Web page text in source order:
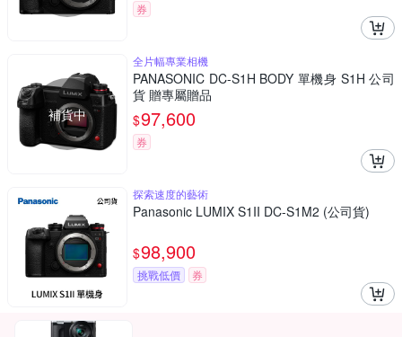
券
補貨中
全片幅專業相機
PANASONIC DC-S1H BODY 單機身 S1H 公司
貨 贈專屬贈品
$97,600
券
探索速度的藝術
Panasonic LUMIX S1II DC-S1M2 (公司貨)
$98,900
挑戰低價 券